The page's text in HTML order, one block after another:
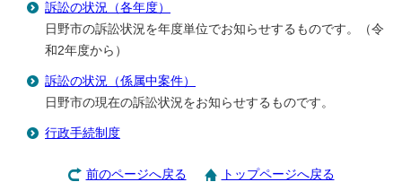
訴訟の状況（各年度）
日野市の訴訟状況を年度単位でお知らせするものです。（令
和2年度から）
訴訟の状況（係属中案件）
日野市の現在の訴訟状況をお知らせするものです。
行政手続制度
前のページへ戻る トップページへ戻る